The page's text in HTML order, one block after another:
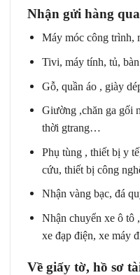
Nhận gửi hàng
Máy móc công trình,
Tivi, máy tính, tủ,
Gỗ, quần áo , giày
Giường ,chăn ga gối
thời gtrang…
Phụ tùng , thiết bị y
cứu, thiết bị công
Nhận vàng bạc, đá
Nhận chuyển xe ô tô
xe đạp điện, xe máy
Về giấy tờ, hồ sơ